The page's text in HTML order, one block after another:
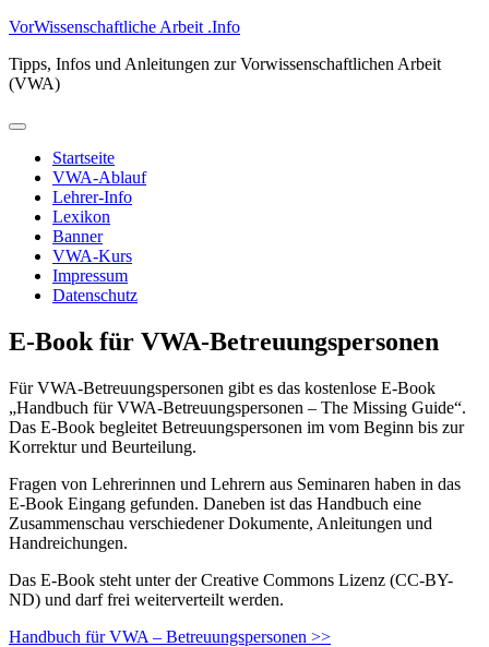
Zum
springen
VorWissenschaftliche Arbeit .Info
Tipps, Infos und Anleitungen zur Vorwissenschaftlichen Arbeit
(VWA)
Primäres
Startseite
VWA-Ablauf
Lehrer-Info
Lexikon
Banner
VWA-Kurs
Impressum
Datenschutz
E-Book für VWA-Betreuungspersonen
Für VWA-Betreuungspersonen gibt es das kostenlose E-Book
„Handbuch für VWA-Betreuungspersonen – The Missing Guide“.
Das E-Book begleitet Betreuungspersonen im vom Beginn bis zur
Korrektur und Beurteilung.
Fragen von Lehrerinnen und Lehrern aus Seminaren haben in das
E-Book Eingang gefunden. Daneben ist das Handbuch eine
Zusammenschau verschiedener Dokumente, Anleitungen und
Handreichungen.
Das E-Book steht unter der Creative Commons Lizenz (CC-BY-
ND) und darf frei weiterverteilt werden.
Handbuch für VWA – Betreuungspersonen >>